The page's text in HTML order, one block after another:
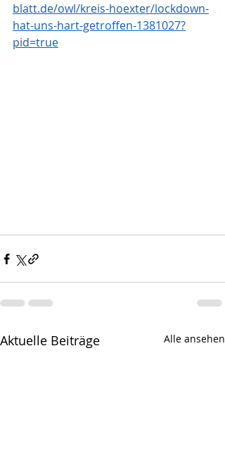
blatt.de/owl/kreis-hoexter/lockdown-
hat-uns-hart-getroffen-1381027?
pid=true
Aktuelle Beiträge Alle ansehen